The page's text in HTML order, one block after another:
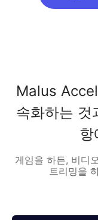
Malus
속화하는 것
항
게임을 하든, 비디
트리밍을